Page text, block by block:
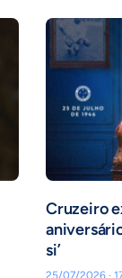
Cruzeiro
si’
25/07/2026 ·